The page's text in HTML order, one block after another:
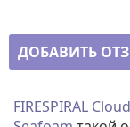
ДОБАВИТЬ
FIRESPIRAL